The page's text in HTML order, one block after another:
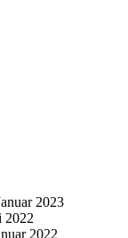
2023
2022
2022